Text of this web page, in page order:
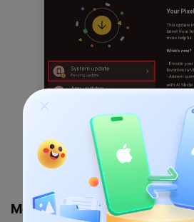
Mettre à jour l’ordinateur